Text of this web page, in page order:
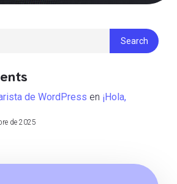
Search
de WordPress en ¡Hola,
de 2025